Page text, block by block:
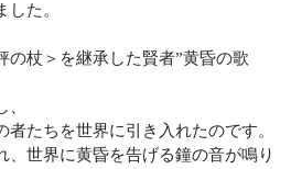
た。
の杖＞を継承した賢者”黄昏の歌
者たちを世界に引き入れたのです。
、世界に黄昏を告げる鐘の音が鳴り